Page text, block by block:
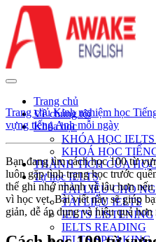
Trang chủ
Về chúng tôi
Khóa học
KHÓA HỌC
KHOÁ HỌC
THÀNH TÍCH CỦA
Tự học IELTS
TÀI LIỆU CHO
TÀI LIỆU IELTS
IELTS LISTENING
IELTS READING
IELTS SPEAKING
Trang chủ Kinh nghiệm học
vựng tiếng Anh mỗi ngày
Bạn đang tìm cách học 100 từ
luôn gặp tình trạng học trước
thể ghi nhớ nhanh và lâu hơn
vì học vẹt. Bài viết này sẽ giúp
giản, dễ áp dụng và hiệu quả hơn